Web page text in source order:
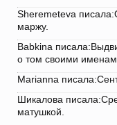
Sheremeteva
маржу.
Babkina
о том своими
Marianna
Шикалова
матушкой.